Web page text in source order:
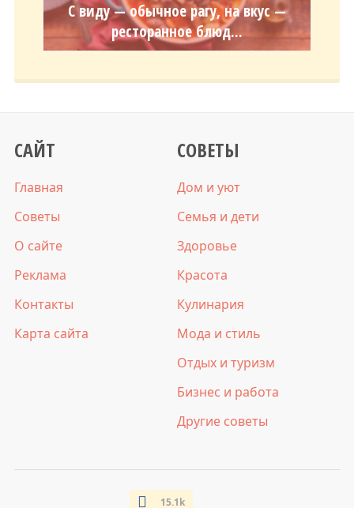
С виду — обычное рагу, на вкус —
ресторанное блюд...
САЙТ
Главная
Советы
О сайте
Реклама
Контакты
Карта сайта
СОВЕТЫ
Дом и уют
Семья и дети
Здоровье
Красота
Кулинария
Мода и стиль
Отдых и туризм
Бизнес и работа
Другие советы
15.1k